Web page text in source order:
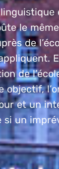
le
de
de
objectif,
et un
si un